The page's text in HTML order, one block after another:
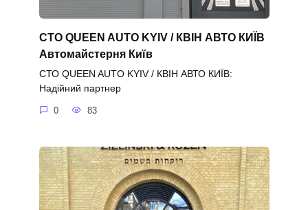
СТО QUEEN AUTO KYIV / КВІН АВТО КИЇВ
Автомайстерня Київ
СТО QUEEN AUTO KYIV / КВІН АВТО КИЇВ:
Надійний партнер
0 83